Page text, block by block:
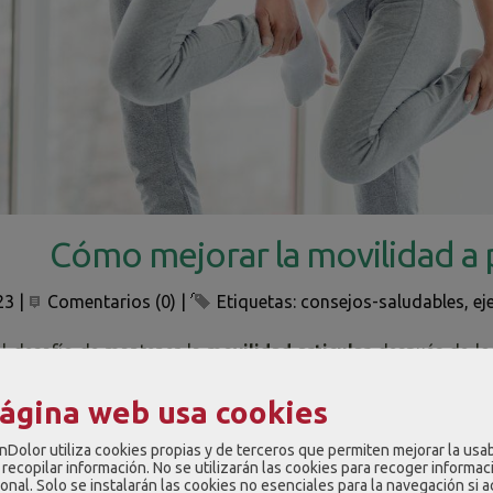
Cómo mejorar la movilidad a
Comentarios (0) Etiquetas: consejos-saludables,
desafío de mantener lamovilidad articulardespués de
¿Te preguntas cómo lograrlo? Este artículo te
preservar y mejorar la flexibilidad en esta etapa de la vida.
existe una fórmula sencilla y efectiva para mantener tus
descubrir los secretos de lamovilidad articulary cómo
web usa cookies
utiliza cookies propias y de terceros que permiten mejorar la
información. No se utilizarán las cookies para recoger
Solo se instalarán las cookies no esenciales para la navegación si